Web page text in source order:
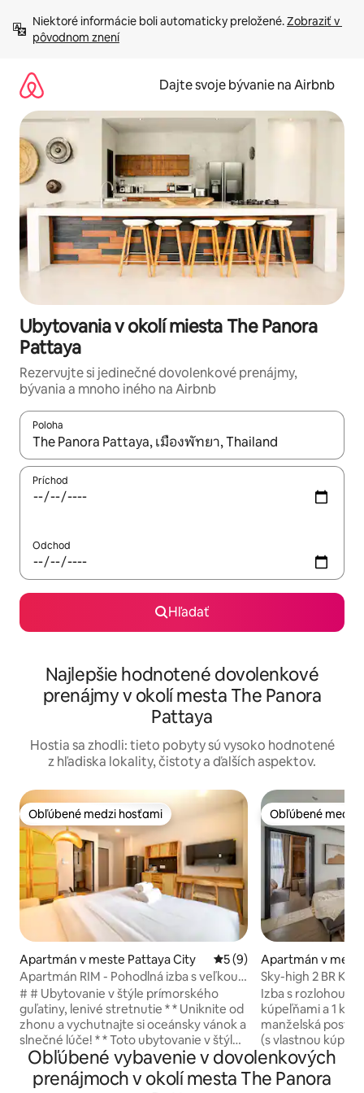
obsah.
Niektoré informácie boli automaticky preložené. Zobraziť v
pôvodnom znení
Dajte svoje bývanie na Airbnb
Ubytovania v okolí miesta The Panora
Pattaya
Rezervujte si jedinečné dovolenkové prenájmy,
bývania a mnoho iného na Airbnb
Poloha
Keď budú výsledky k dispozícii, môžete si ich prechádzať
Príchod
Odchod
Hľadať
Najlepšie hodnotené dovolenkové
prenájmy v okolí mesta The Panora
Pattaya
Hostia sa zhodli: tieto pobyty sú vysoko hodnotené
z hľadiska lokality, čistoty a ďalších aspektov.
Obľúbené medzi hosťami
Obľúbené medzi hosťami
Apartmán v meste Pattaya City Priemerné ohodnotenie 5
5 (9)
Apartmán RIM - Pohodlná izba s veľkou
posteľou
# # Ubytovanie v štýle prímorského
guľatiny, lenivé stretnutie * * Uniknite od
zhonu a vychutnajte si oceánsky vánok a
slnečné lúče! * * Toto ubytovanie v štýle
guľatiny, ktoré sa nachádza pri mori v
Pattaya, vám poskytne nezabudnuteľný
dovolenkový zážitok. * * Zaujímavé
Obľúbené medzi
Obľúbené medzi
Apartmán v
City
Sky-high 2 BR
Izba s rozlohou 60
kúpeľňami a 1
manželská posteľ
(s vlastnou
pohodlná pre 2 osoby - Bežná
pre 1 ďalšiu
sekcii balkóna, -
Obľúbené vybavenie v dovolenkových
prenájmoch v okolí mesta The Panora